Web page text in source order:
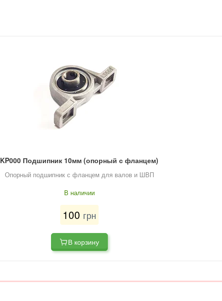
KP000 Подшипник 10мм (опорный с фланцем)
Опорный подшипник с фланцем для валов и ШВП
В наличии
100 грн
В корзину